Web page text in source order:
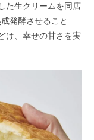
た生クリームを同店
発酵させること
け、幸せの甘さを実